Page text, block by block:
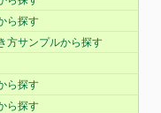
ら探す
方サンプルから探す
ら探す
ら探す